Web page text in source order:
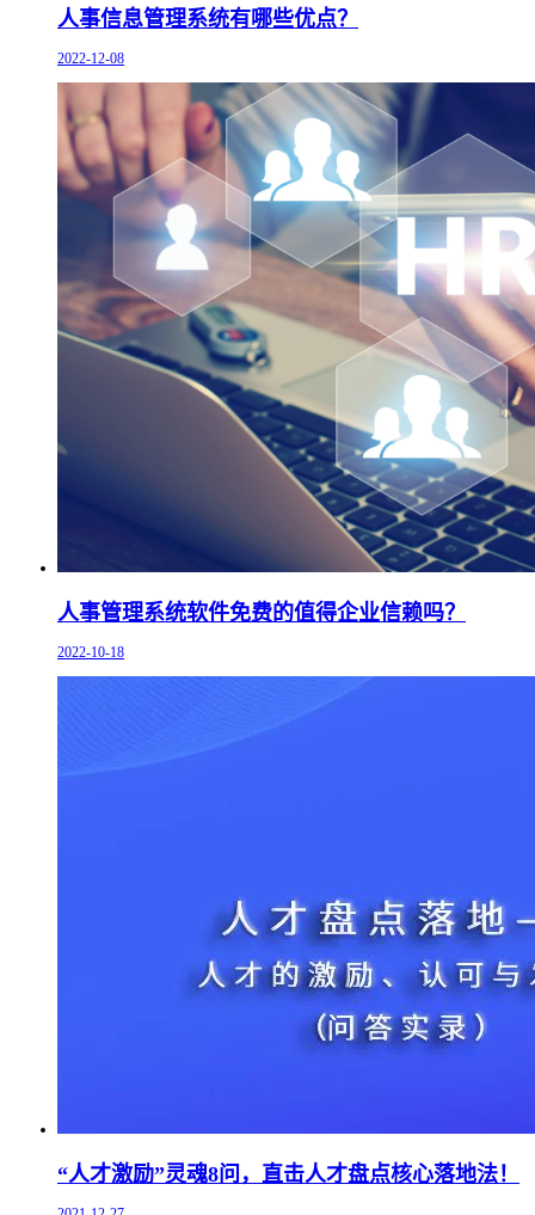
人事信息管理系统有哪些优点？
2022-12-08
人事管理系统软件免费的值得企业信赖吗？
2022-10-18
“人才激励”灵魂8问，直击人才盘点核心落地法！